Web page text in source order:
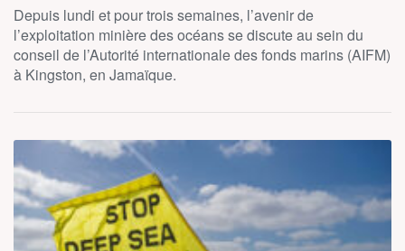
Depuis lundi et pour trois semaines, l’avenir de
l’exploitation minière des océans se discute au sein du
conseil de l’Autorité internationale des fonds marins (AIFM)
à Kingston, en Jamaïque.